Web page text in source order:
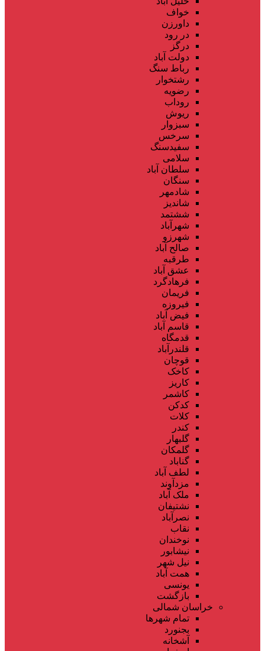
خواف
داورزن
در رود
درگز
دولت آباد
رباط سنگ
رشتخوار
رضویه
روداب
ریوش
سبزوار
سرخس
سفیدسنگ
سلامی
سلطان آباد
سنگان
شادمهر
شاندیز
ششتمد
شهرآباد
شهرزو
صالح آباد
طرقبه
عشق آباد
فرهادگرد
فریمان
فیروزه
فیض آباد
قاسم آباد
قدمگاه
قلندرآباد
قوچان
کاخک
کاریز
کاشمر
کدکن
کلات
کندر
گلبهار
گلمکان
گناباد
لطف آباد
مزدآوند
ملک آباد
نشتیفان
نصرآباد
نقاب
نوخندان
نیشابور
نیل شهر
همت آباد
یونسی
بازگشت
خراسان شمالی
تمام شهر‌ها
بجنورد
آشخانه